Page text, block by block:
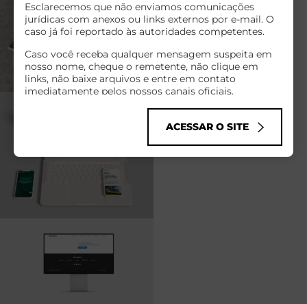
Esclarecemos que não enviamos comunicações
jurídicas com anexos ou links externos por e-mail. O
caso já foi reportado às autoridades competentes.
Caso você receba qualquer mensagem suspeita em
nosso nome, cheque o remetente, não clique em
links, não baixe arquivos e entre em contato
imediatamente pelos nossos canais oficiais.
Infelizmente, golpes cibernéticos como esse têm se
tornado comuns no mundo todo, explorando o nome
ACESSAR O SITE